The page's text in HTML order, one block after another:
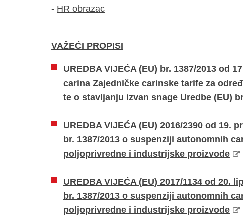
- HR obrazac
VAŽEĆI PROPISI
UREDBA VIJEĆA (EU) br. 1387/2013 od
carina Zajedničke carinske tarife za
te o stavljanju izvan snage Uredbe (EU)
UREDBA VIJEĆA (EU) 2016/2390 od 19.
br. 1387/2013 o suspenziji autonomnih
poljoprivredne i industrijske proizvode
UREDBA VIJEĆA (EU) 2017/1134 od 20.
br. 1387/2013 o suspenziji autonomnih
poljoprivredne i industrijske proizvode